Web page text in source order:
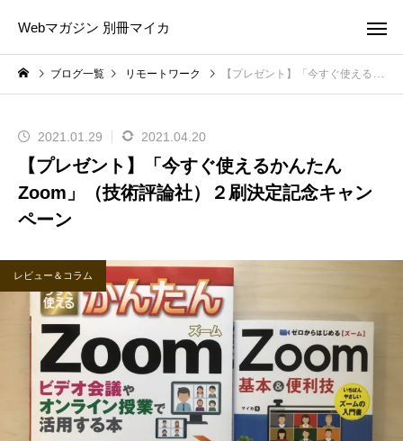
Webマガジン 別冊マイカ
ブログ一覧 リモートワーク 【プレゼント】「今すぐ使えるかんたんZoom」（技術評論社）２刷決定記念キャンペーン
2021.01.29 2021.04.20
【プレゼント】「今すぐ使えるかんたん
Zoom」（技術評論社）２刷決定記念キャン
ペーン
レビュー＆コラム